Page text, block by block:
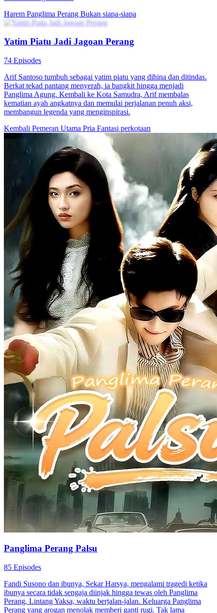
Pemeran Utama Wanita KuatRomansaRomansa Urban
Panglima Naga Negara Birta
80 Episodes
Saat Rio Frans, Panglima Naga di Negara Birta, hampir dibunuh
oleh Pak Virgo, Pak Virgo mengancam akan membunuh seluruh
Keluarga Frans. Di saat kritis ini, Rio berhasil melepaskan diri, tapi
dia nggak berhasil menghentikan keluarganya dibunuh. Ayah dan
ibunya meninggal, adiknya menghilang, dan istrinya dilecehkan.
Rio sangat marah, lalu menyalakan empat suar serigala. Saat api
peperangan berkobar, Rio bersumpah akan membalas dendam dan
membunuh semua pelakunya.
Panglima PerangPemeran Utama Wanita Kuat Imajinasi Perkotaan
Sang Dewa Perang
100 Episodes
Lima tahun lalu, ia dijebak dan terpaksa tidur dengan tunangan
orang. Saat dunia dilanda perang, ia bergabung militer dan bangkit
sebagai Dewa Perang Cakra, memimpin pasukan kalahkan
pemberontak. Pulang dengan kejayaan, ia temukan wanita masa lalu
dan putrinya diculik. Ia bertarung demi mereka.
Kembali
Imajinasi Perkotaan Panglima Perang
Kembalinya Sang Dewa Perang
100 Episodes
Tedi Farhan, Komando Biro Dewa Perang, yang sedang
mempersiapkan pernikahannya terpaksa berperang di garda depan.
Sementara itu, Sally Tedja sangat yakin Tedi punya alasan kuat
menunggunya selama tiga tahun. Ironisnya, Tedi mengalami
kecelakaan saat mencoba menyelamatkan Sally. Sally pun merawat
Tedi yang koma tanpa putus asa sembari menerima ejekan,
ketidakpedulian, dan tindasan orang-orang. Seiring sadarnya Tedi,
Dewa Perang kembali.
HaremPanglima PerangBukan siapa-siapa
Yatim Piatu Jadi Jagoan Perang
74 Episodes
Arif Santoso tumbuh sebagai yatim piatu yang dihina dan ditindas.
Berkat tekad pantang menyerah, ia bangkit hingga menjadi
Panglima Agung. Kembali ke Kota Samudra, Arif membalas
kematian ayah angkatnya dan memulai perjalanan penuh aksi,
membangun legenda yang menginspirasi.
Pemeran Utama PriaFantasi perkotaan